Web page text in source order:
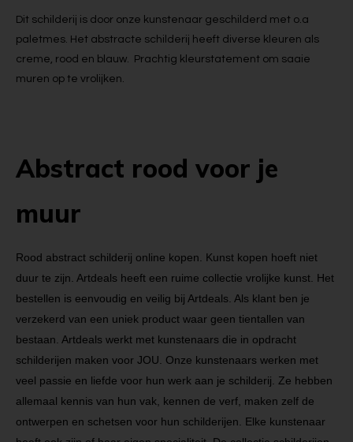
Dit schilderij is door onze kunstenaar geschilderd met o.a
paletmes. Het abstracte schilderij heeft diverse kleuren als
creme, rood en blauw. Prachtig kleurstatement om saaie
muren op te vrolijken.
Abstract rood voor je
muur
Rood abstract schilderij online kopen. Kunst kopen hoeft niet
duur te zijn. Artdeals heeft een ruime collectie vrolijke kunst. Het
bestellen is eenvoudig en veilig bij Artdeals. Als klant ben je
verzekerd van een uniek product waar geen tientallen van
bestaan. Artdeals werkt met kunstenaars die in opdracht
schilderijen maken voor JOU. Onze kunstenaars werken met
veel passie en liefde voor hun werk aan je schilderij. Ze hebben
allemaal kennis van hun vak, kennen de verf, maken zelf de
ontwerpen en schetsen voor hun schilderijen. Elke kunstenaar